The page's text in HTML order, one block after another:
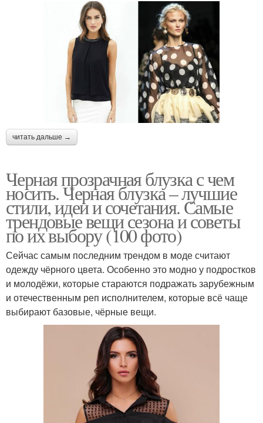
читать дальше →
Черная прозрачная блузка с чем
носить. Черная блузка – лучшие
стили, идеи и сочетания. Самые
трендовые вещи сезона и советы
по их выбору (100 фото)
Сейчас самым последним трендом в моде считают
одежду чёрного цвета. Особенно это модно у подростков
и молодёжи, которые стараются подражать зарубежным
и отечественным реп исполнителем, которые всё чаще
выбирают базовые, чёрные вещи.